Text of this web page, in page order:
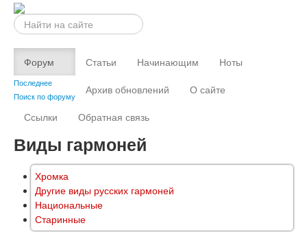
Искать...
Форум
Последнее
Поиск по форуму
Статьи Начинающим
Ноты
Архив обновлений
О сайте
Ссылки
Обратная связь
Виды гармоней
Хромка
Другие виды русских гармоней
Национальные
Старинные